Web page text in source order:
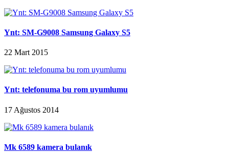
Ynt: SM-G9008 Samsung Galaxy S5
22 Mart 2015
Ynt: telefonuma bu rom uyumlumu
17 Ağustos 2014
Mk 6589 kamera bulanık